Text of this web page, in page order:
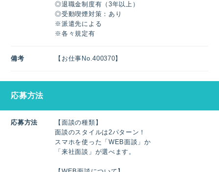
◎退職金制度有（3年以上）
◎受動喫煙対策：あり
※派遣先による
※各々規定有
備考 【お仕事No.400370】
応募方法
応募方法
【面談の種類】
面談のスタイルは2パターン！
スマホを使った「WEB面談」か
「来社面談」が選べます。